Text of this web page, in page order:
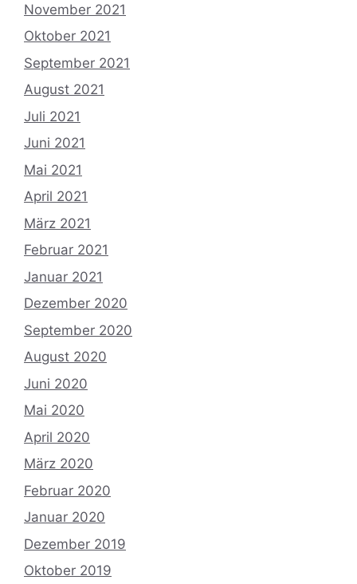
November 2021
Oktober 2021
September 2021
August 2021
Juli 2021
Juni 2021
Mai 2021
April 2021
März 2021
Februar 2021
Januar 2021
Dezember 2020
September 2020
August 2020
Juni 2020
Mai 2020
April 2020
März 2020
Februar 2020
Januar 2020
Dezember 2019
Oktober 2019